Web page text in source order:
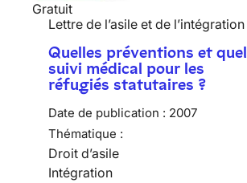
Gratuit
Lettre de l’asile et de l’intégration
Quelles préventions et quel
suivi médical pour les
réfugiés statutaires ?
Date de publication : 2007
Thématique :
Droit d’asile
Intégration